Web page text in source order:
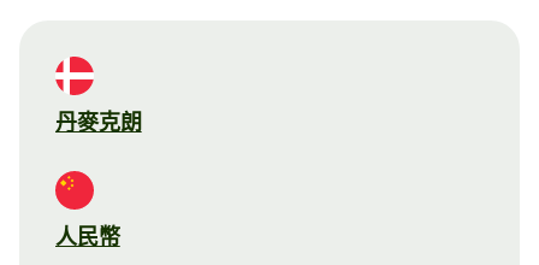
丹麥克朗
人民幣